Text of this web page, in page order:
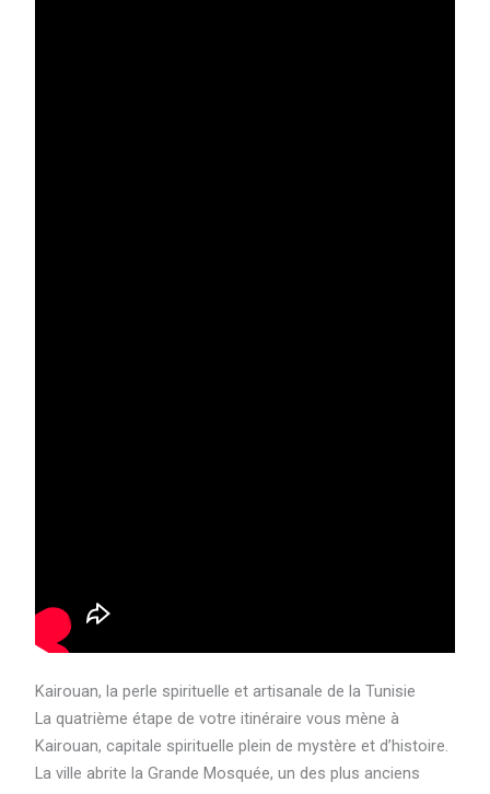
Kairouan, la perle spirituelle et artisanale de la Tunisie
La quatrième étape de votre itinéraire vous mène à
Kairouan, capitale spirituelle plein de mystère et d’histoire.
La ville abrite la Grande Mosquée, un des plus anciens